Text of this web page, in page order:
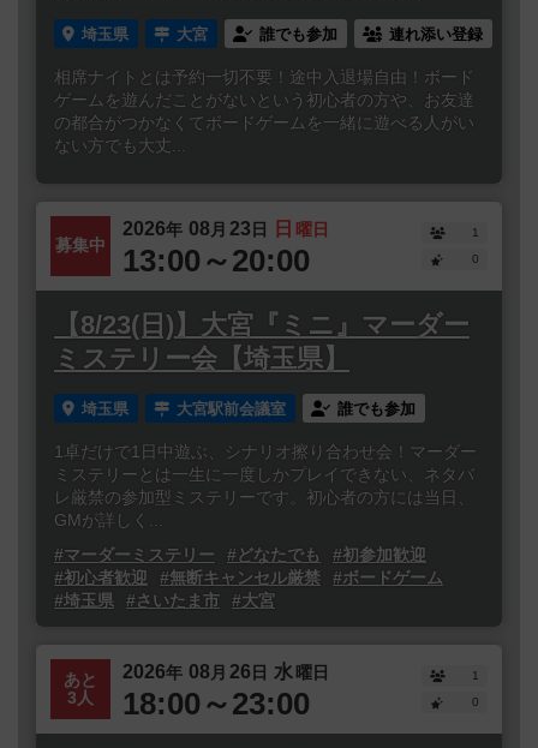
埼玉県 大宮 誰でも参加 連れ添い登録
相席ナイトとは予約一切不要！途中入退場自由！ボード
ゲームを遊んだことがないという初心者の方や、お友達
の都合がつかなくてボードゲームを一緒に遊べる人がい
ない方でも大丈...
募集中
2026年 08 月 23日 日 曜日
13:00～20:00
1
0
【8/23(日)】大宮『ミニ』マーダー
ミステリー会【埼玉県】
埼玉県 大宮駅前会議室 誰でも参加
1卓だけで1日中遊ぶ、シナリオ擦り合わせ会！マーダー
ミステリーとは一生に一度しかプレイできない、ネタバ
レ厳禁の参加型ミステリーです。初心者の方には当日、
GMが詳しく...
#マーダーミステリー
#どなたでも
#初参加歓迎
#初心者歓迎
#無断キャンセル厳禁
#ボードゲーム
#埼玉県
#さいたま市 #大宮
あと
3人
2026年 08 月 26日 水曜日
18:00～23:00
1
0